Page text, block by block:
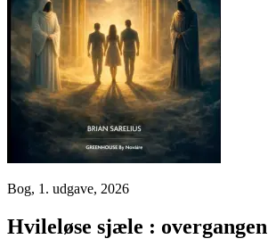
Bog, 1. udgave, 2026
Hvileløse sjæle : overgangen